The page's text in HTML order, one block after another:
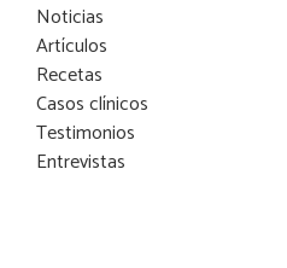
Noticias
Artículos
Recetas
Casos clínicos
Testimonios
Entrevistas